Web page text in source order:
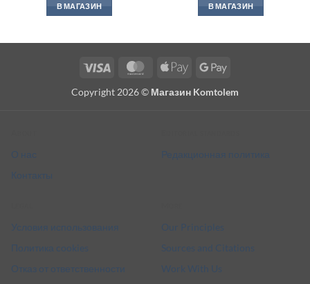
В МАГАЗИН В МАГАЗИН
Visa MasterCardApple
Google
Copyright 2026 © Магазин Komtolem
О нас
Контакты
Редакционная политика
Условия использования
Политика cookies
Отказ от ответственности
Our Principles
Sources and Citations
Work With Us